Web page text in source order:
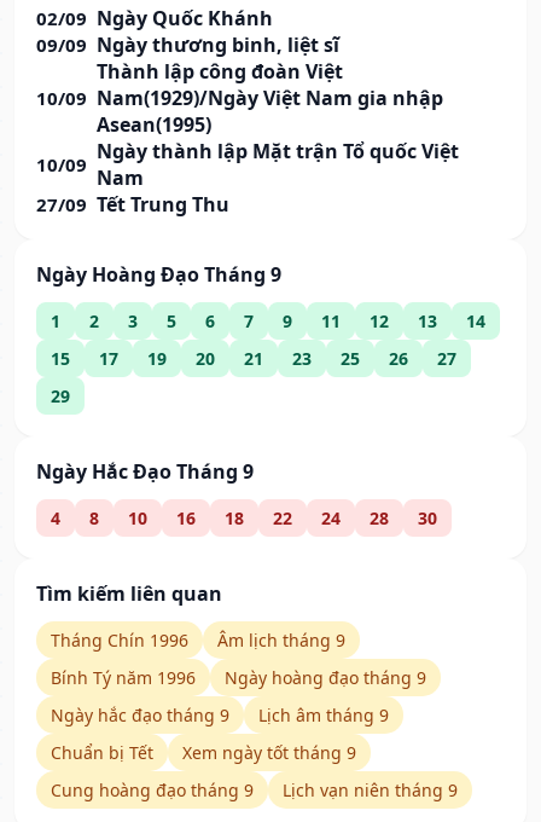
02/09 Ngày Quốc Khánh
09/09 Ngày thương binh, liệt sĩ
10/09
Thành lập công đoàn Việt
Nam(1929)/Ngày Việt Nam gia nhập
Asean(1995)
10/09 Ngày thành lập Mặt trận Tổ quốc Việt
Nam
27/09 Tết Trung Thu
Ngày Hoàng Đạo Tháng 9
1 2 3 5 6 7 9 11 12 13
14
15
17 19 20 21 23 25 26
27
29
Ngày Hắc Đạo Tháng 9
4 8 10 16 18 22 24 28 30
Tìm kiếm liên quan
Tháng Chín 1996
Âm lịch tháng 9
Bính Tý năm 1996
Ngày hoàng đạo tháng 9
Ngày hắc đạo tháng 9
Lịch âm tháng 9
Chuẩn bị Tết
Xem ngày tốt tháng 9
Cung hoàng đạo tháng 9
Lịch vạn niên tháng 9